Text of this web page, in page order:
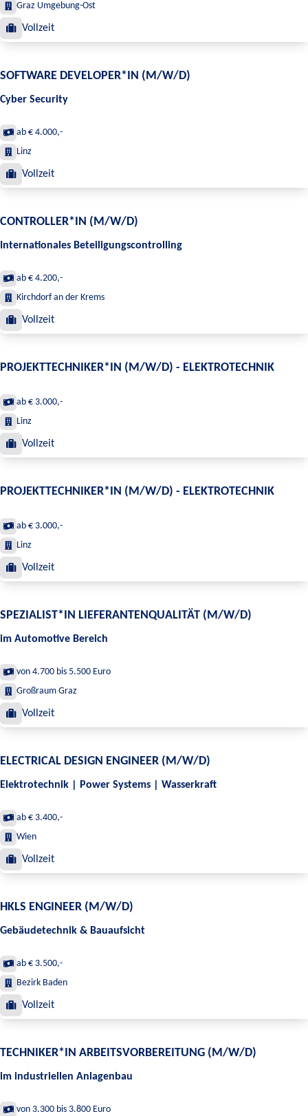
Graz Umgebung-Ost
Vollzeit
SOFTWARE DEVELOPER*IN (M/W/D)
Cyber Security
ab € 4.000,-
Linz
Vollzeit
CONTROLLER*IN (M/W/D)
Internationales Beteiligungscontrolling
ab € 4.200,-
Kirchdorf an der Krems
Vollzeit
PROJEKTTECHNIKER*IN (M/W/D) - ELEKTROTECHNIK
ab € 3.000,-
Linz
Vollzeit
PROJEKTTECHNIKER*IN (M/W/D) - ELEKTROTECHNIK
ab € 3.000,-
Linz
Vollzeit
SPEZIALIST*IN LIEFERANTENQUALITÄT (M/W/D)
im Automotive Bereich
von 4.700 bis 5.500 Euro
Großraum Graz
Vollzeit
ELECTRICAL DESIGN ENGINEER (M/W/D)
Elektrotechnik | Power Systems | Wasserkraft
ab € 3.400,-
Wien
Vollzeit
HKLS ENGINEER (M/W/D)
Gebäudetechnik & Bauaufsicht
ab € 3.500,-
Bezirk Baden
Vollzeit
TECHNIKER*IN ARBEITSVORBEREITUNG (M/W/D)
im industriellen Anlagenbau
von 3.300 bis 3.800 Euro